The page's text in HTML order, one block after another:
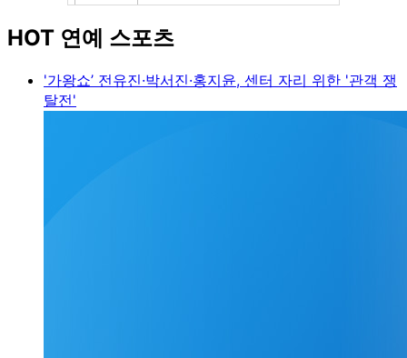
HOT 연예 스포츠
'가왕쇼’ 전유진·박서진·홍지윤, 센터 자리 위한 '관객 쟁
탈전'